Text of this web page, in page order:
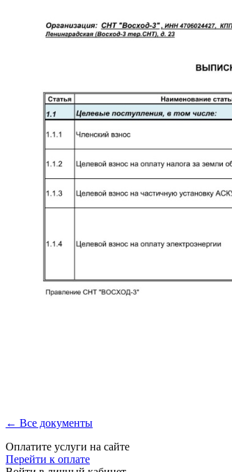
← Все документы
Оплатите услуги на сайте
Перейти к оплате